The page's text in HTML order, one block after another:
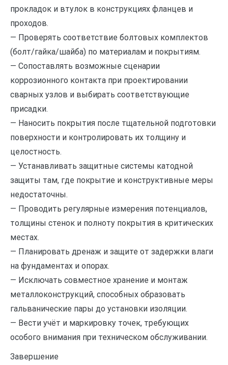
прокладок и втулок в конструкциях фланцев и
проходов.
— Проверять соответствие болтовых комплектов
(болт/гайка/шайба) по материалам и покрытиям.
— Сопоставлять возможные сценарии
коррозионного контакта при проектировании
сварных узлов и выбирать соответствующие
присадки.
— Наносить покрытия после тщательной подготовки
поверхности и контролировать их толщину и
целостность.
— Устанавливать защитные системы катодной
защиты там, где покрытие и конструктивные меры
недостаточны.
— Проводить регулярные измерения потенциалов,
толщины стенок и полноту покрытия в критических
местах.
— Планировать дренаж и защите от задержки влаги
на фундаментах и опорах.
— Исключать совместное хранение и монтаж
металлоконструкций, способных образовать
гальванические пары до установки изоляции.
— Вести учёт и маркировку точек, требующих
особого внимания при техническом обслуживании.
Завершение